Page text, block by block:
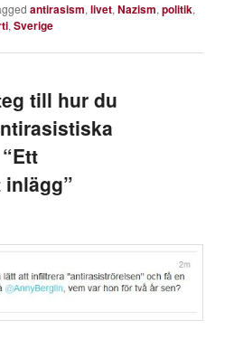
antirasism,livet,Nazism,politik,
,Sverige
till hur du